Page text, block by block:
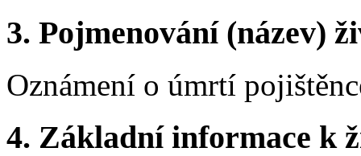
3. Pojmenování (název)
Oznámení o úmrtí
4. Základní informace k